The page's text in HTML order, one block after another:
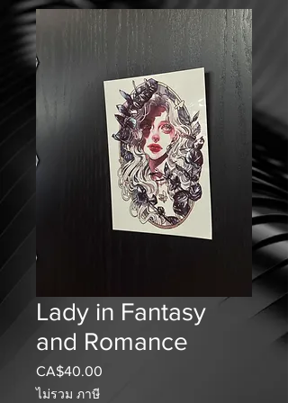
Lady in Fantasy
and Romance
CA$40.00
ไม่รวม ภาษี